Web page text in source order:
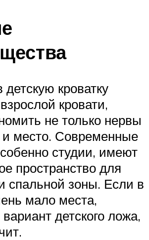
кроватку
кровати,
не только нервы
место. Современные
студии, имеют
пространство для
спальной зоны. Если в
мало места,
детского ложа,